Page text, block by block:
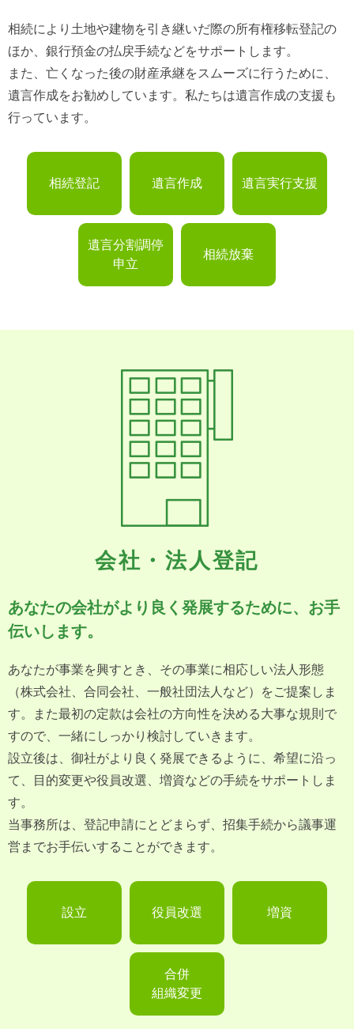
相続により土地や建物を引き継いだ際の所有権移転登記の
ほか、銀行預金の払戻手続などをサポートします。
また、亡くなった後の財産承継をスムーズに行うために、
遺言作成をお勧めしています。私たちは遺言作成の支援も
行っています。
相続登記 遺言作成 遺言実行支援
遺言分割調停
申立
相続放棄
会社・法人登記
あなたの会社がより良く発展するために、 お手
伝いします。
あなたが事業を興すとき、その事業に相応しい法人形態
（株式会社、合同会社、一般社団法人など）をご提案しま
す。また最初の定款は会社の方向性を決める大事な規則で
すので、一緒にしっかり検討していきます。
設立後は、御社がより良く発展できるように、希望に沿っ
て、目的変更や役員改選、増資などの手続をサポートしま
す。
当事務所は、登記申請にとどまらず、招集手続から議事運
営までお手伝いすることができます。
設立 役員改選 増資
合併
組織変更